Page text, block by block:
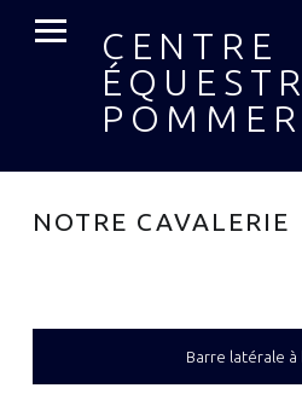
CENTRE
NOTRE CAVALERIE
SIDEBAR
Barre latérale à